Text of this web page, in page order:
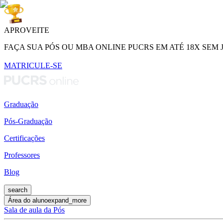
APROVEITE
FAÇA SUA PÓS OU MBA ONLINE PUCRS EM ATÉ 18X SEM
MATRICULE-SE
Graduação
Pós-Graduação
Certificações
Professores
Blog
search
Área do alunoexpand_more
Sala de aula da Pós